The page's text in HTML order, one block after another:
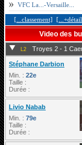
VFC La...-Versaille...
[...classement]
Video des
L2 Troyes 2 - 1
Stéphane Darbion
Min. : 22e
Taille :
Durée :
Livio Nabab
Min. : 79e
Taille :
Durée :